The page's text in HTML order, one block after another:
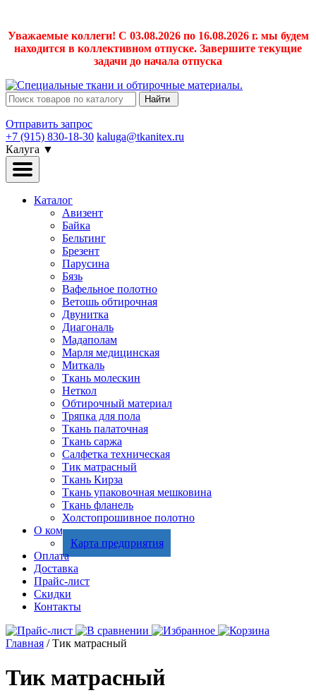
Уважаемые коллеги! С 03.08.2026 по 16.08.2026 г. мы будем
находится в коллективном отпуске. Завершите текущие
задачи до начала отпуска
Найти
Отправить запрос
+7 (915) 830-18-30 kaluga@tkanitex.ru
Калуга ▼
Каталог
Авизент
Байка
Бельтинг
Брезент
Парусина
Бязь
Вафельное полотно
Ветошь обтирочная
Двунитка
Диагональ
Мадаполам
Марля медицинская
Миткаль
Ткань молескин
Неткол
Обтирочный материал
Тряпка для пола
Ткань палаточная
Ткань саржа
Салфетка техническая
Тик матрасный
Ткань Кирза
Ткань упаковочная мешковина
Ткань фланель
Холстопрошивное полотно
О компании
Карта предприятия
Оплата
Доставка
Прайс-лист
Скидки
Контакты
Главная / Тик матрасный
Тик матрасный